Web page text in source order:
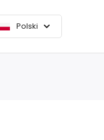
Polski